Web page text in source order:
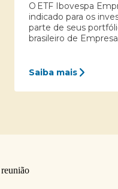
O ETF Ibovespa
indicado para os
parte de seus
brasileiro de
Saiba mais